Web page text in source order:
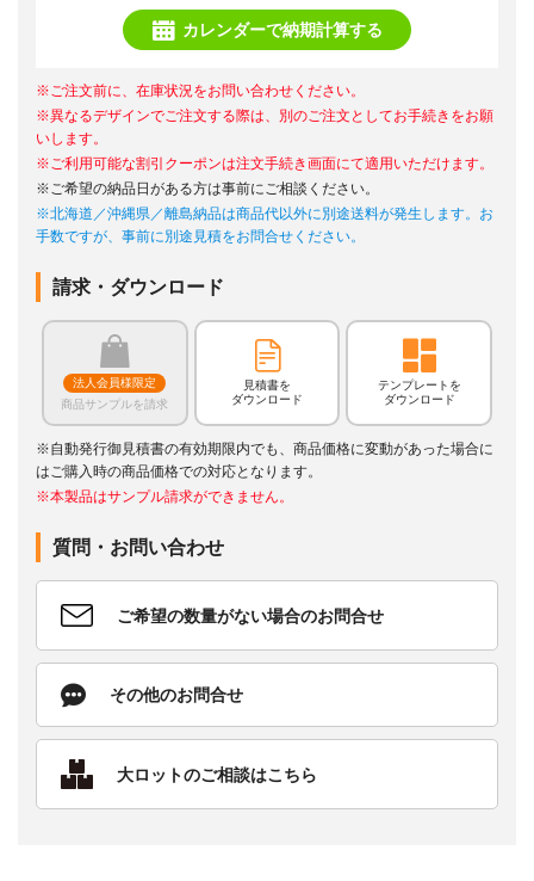
カレンダーで納期計算する
※ご注文前に、在庫状況をお問い合わせください。
※異なるデザインでご注文する際は、別のご注文としてお手続きをお願
いします。
※ご利用可能な割引クーポンは注文手続き画面にて適用いただけます。
※ご希望の納品日がある方は事前にご相談ください。
※北海道／沖縄県／離島納品は商品代以外に別途送料が発生します。お
手数ですが、事前に別途見積をお問合せください。
請求・ダウンロード
法人会員様限定
商品サンプルを請求
見積書を
ダウンロード
テンプレートを
ダウンロード
※自動発行御見積書の有効期限内でも、商品価格に変動があった場合に
はご購入時の商品価格での対応となります。
※本製品はサンプル請求ができません。
質問・お問い合わせ
ご希望の数量がない場合のお問合せ
その他のお問合せ
大ロットのご相談はこちら